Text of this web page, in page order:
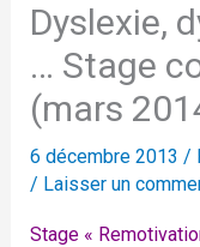
Dyslexie,
… Stage
(mars
6 décembre 2013 /
/ Laisser un
Stage «